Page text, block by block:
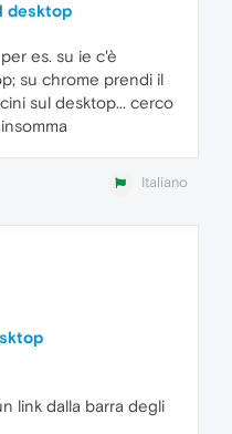
desktop
es. su ie c'è
su chrome prendi il
sul desktop... cerco
Italiano
link dalla barra degli